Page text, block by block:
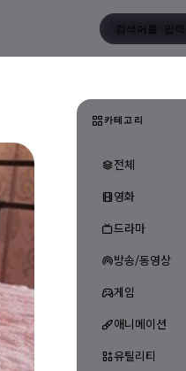
검색
카테고리
전체
영화
드라마
방송/동영상
게임
애니메이션
유틸리티